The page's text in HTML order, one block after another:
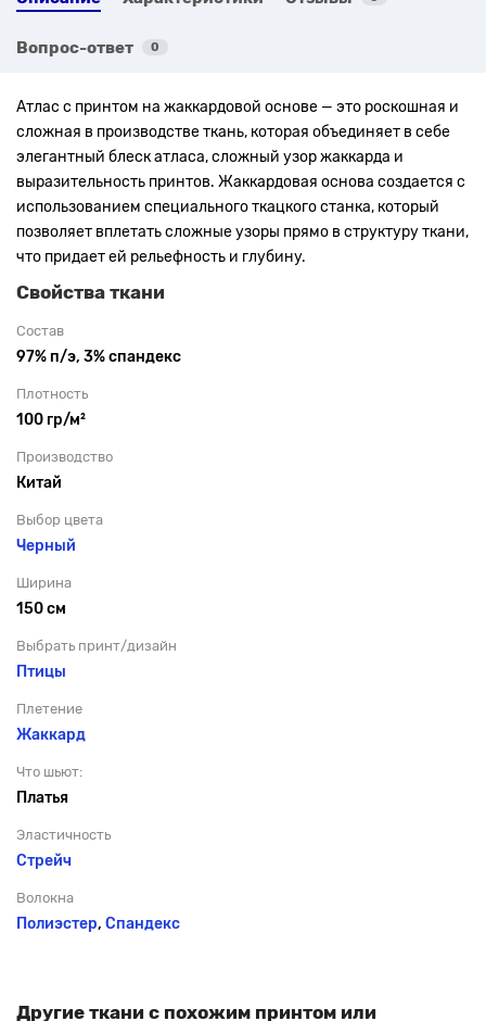
Вопрос-ответ 0
Атлас с принтом на жаккардовой основе — это роскошная и
сложная в производстве ткань, которая объединяет в себе
элегантный блеск атласа, сложный узор жаккарда и
выразительность принтов. Жаккардовая основа создается с
использованием специального ткацкого станка, который
позволяет вплетать сложные узоры прямо в структуру ткани,
что придает ей рельефность и глубину.
Свойства ткани
Состав
97% п/э, 3% спандекс
Плотность
100 гр/м²
Производство
Китай
Выбор цвета
Черный
Ширина
150 см
Выбрать принт/дизайн
Птицы
Плетение
Жаккард
Что шьют:
Платья
Эластичность
Стрейч
Волокна
Полиэстер, Спандекс
Другие ткани с похожим принтом или